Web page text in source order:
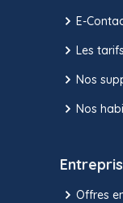
E-
Les
Nos
Nos
Offres